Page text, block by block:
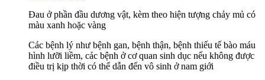
Đau ở phần đầu dương vật, kèm theo hiện tượng chảy mủ có
màu xanh hoặc vàng
Các bệnh lý như bệnh gan, bệnh thận, bệnh thiếu tế bào máu
hình lưỡi liềm, các bệnh ở cơ quan sinh dục nếu không được
điều trị kịp thời có thể dẫn đến vô sinh ở nam giới